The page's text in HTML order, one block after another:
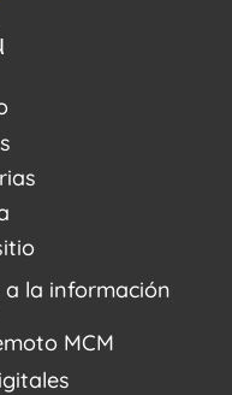
/ MEMORIA)
la información
MCM